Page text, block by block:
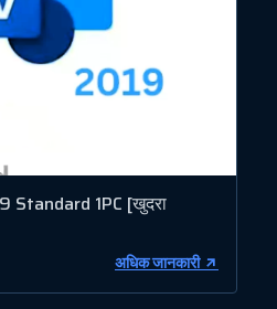
1PC [खुदरा
अधिक जानकारी